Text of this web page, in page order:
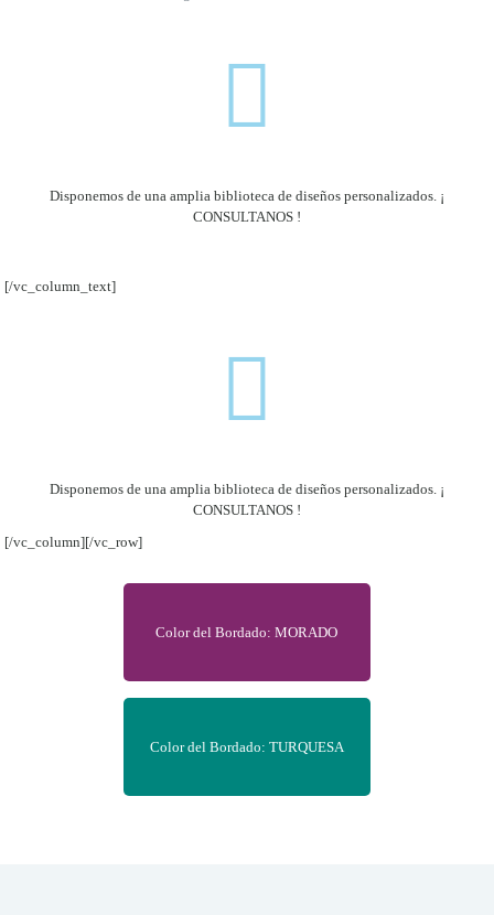
Disponemos de una amplia biblioteca de diseños personalizados. ¡
CONSULTANOS !
[/vc_column_text]
Disponemos de una amplia biblioteca de diseños personalizados. ¡
CONSULTANOS !
[/vc_column][/vc_row]
Color del Bordado: MORADO
Color del Bordado: TURQUESA